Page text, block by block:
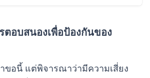
ตอบสนองเพื่อป้องกันของ
ำขอนี้ แต่พิจารณาว่ามีความเสี่ยง